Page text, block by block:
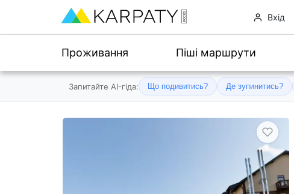
Вхід
Проживання Піші маршрути
Запитайте AI-гіда: Що подивитись? Де зупинитись?